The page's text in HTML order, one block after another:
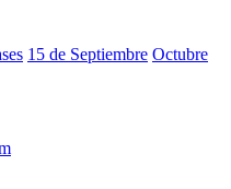
15 de Septiembre Octubre